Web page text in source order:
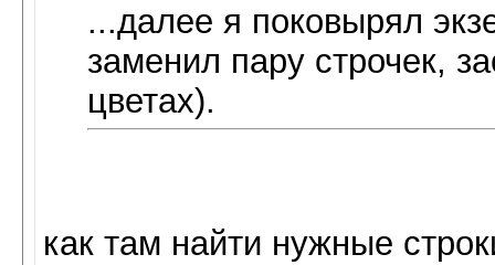
...далее я поковырял
заменил пару строчек,
цветах).
как там найти нужные